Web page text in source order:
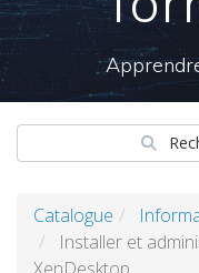
Catalogue
Installer et